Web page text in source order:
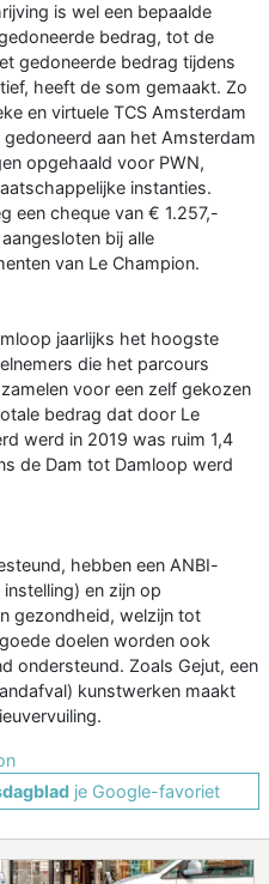
is wel een bepaalde
bedrag, tot de
gedoneerde bedrag tijdens
heeft de som gemaakt. Zo
en virtuele TCS Amsterdam
aan het Amsterdam
opgehaald voor PWN,
instanties.
een cheque van € 1.257,-
bij alle
van Le Champion.
jaarlijks het hoogste
die het parcours
voor een zelf gekozen
bedrag dat door Le
werd in 2019 was ruim 1,4
de Dam tot Damloop werd
hebben een ANBI-
en zijn op
gezondheid, welzijn tot
doelen worden ook
ondersteund. Zoals Gejut, een
kunstwerken maakt
je Google-favoriet